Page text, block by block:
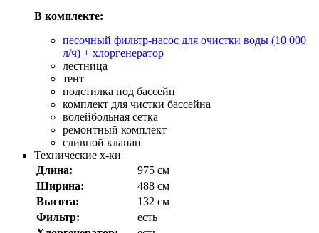
В комплекте:
песочный фильтр-насос для очистки воды (10 000
л/ч) + хлоргенератор
лестница
тент
подстилка под бассейн
комплект для чистки бассейна
волейбольная сетка
ремонтный комплект
сливной клапан
Технические х-ки
Длина:
975 см
Ширина:
488 см
Высота:
132 см
Фильтр:
есть